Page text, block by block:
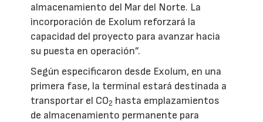
almacenamiento del Mar del Norte. La
incorporación de Exolum reforzará la
capacidad del proyecto para avanzar hacia
su puesta en operación”.
Según especificaron desde Exolum, en una
primera fase, la terminal estará destinada a
transportar el CO2 hasta emplazamientos
de almacenamiento permanente para